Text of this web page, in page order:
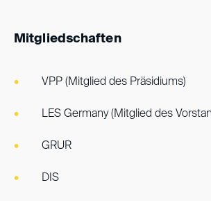
Mitgliedschaften
VPP (Mitglied des Präsidiums)
LES Germany (Mitglied des
GRUR
DIS